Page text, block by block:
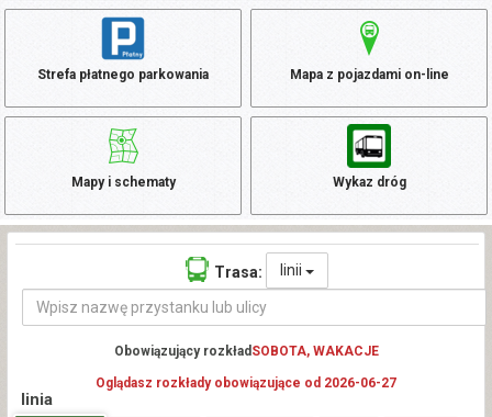
Strefa płatnego parkowania Mapa z pojazdami on-line
Mapy i schematy Wykaz dróg
Trasa: linii
Obowiązujący rozkład SOBOTA, WAKACJE
Oglądasz rozkłady obowiązujące od 2026-06-27
linia